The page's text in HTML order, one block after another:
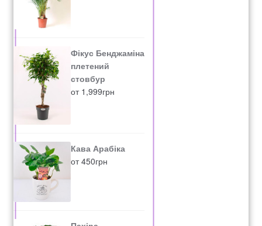
Фікус Бенджаміна
плетений
стовбур
от 1,999грн
Кава Арабіка
от450грн